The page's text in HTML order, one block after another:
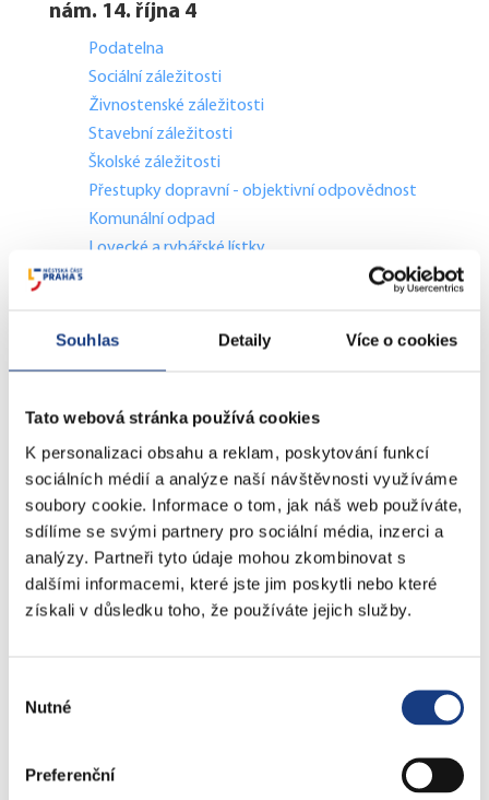
Souhlas Detaily Více o cookies
Tato webová stránka používá cookies
K personalizaci obsahu a reklam, poskytování funkcí
sociálních médií a analýze naší návštěvnosti využíváme
soubory cookie. Informace o tom, jak náš web používáte,
sdílíme se svými partnery pro sociální média, inzerci a
analýzy. Partneři tyto údaje mohou zkombinovat s
dalšími informacemi, které jste jim poskytli nebo které
získali v důsledku toho, že používáte jejich služby.
souhlasu
Nutné
Preferenční
nám. 14. října 4
Podatelna
Sociální záležitosti
Živnostenské záležitosti
Stavební záležitosti
Školské záležitosti
Přestupky dopravní - objektivní odpovědnost
Komunální odpad
Lovecké a rybářské lístky
Doprava - přestupky na komunikacích
Štefánikova 13,15
Informace
Vedení MČ
Osobní doklady
Czech POINT
Matriční záležitosti
Poplatky
Štefánikova 17